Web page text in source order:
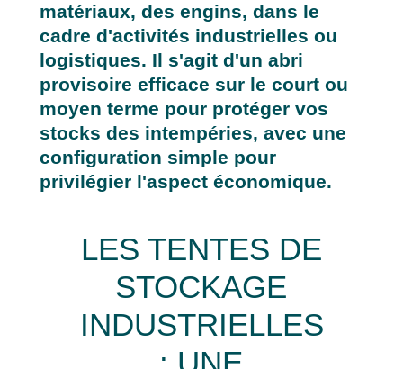
matériaux, des engins, dans le
cadre d'activités industrielles ou
logistiques. Il s'agit d'un abri
provisoire efficace sur le court ou
moyen terme pour protéger vos
stocks des intempéries, avec une
configuration simple pour
privilégier l'aspect économique.
LES TENTES DE
STOCKAGE
INDUSTRIELLES